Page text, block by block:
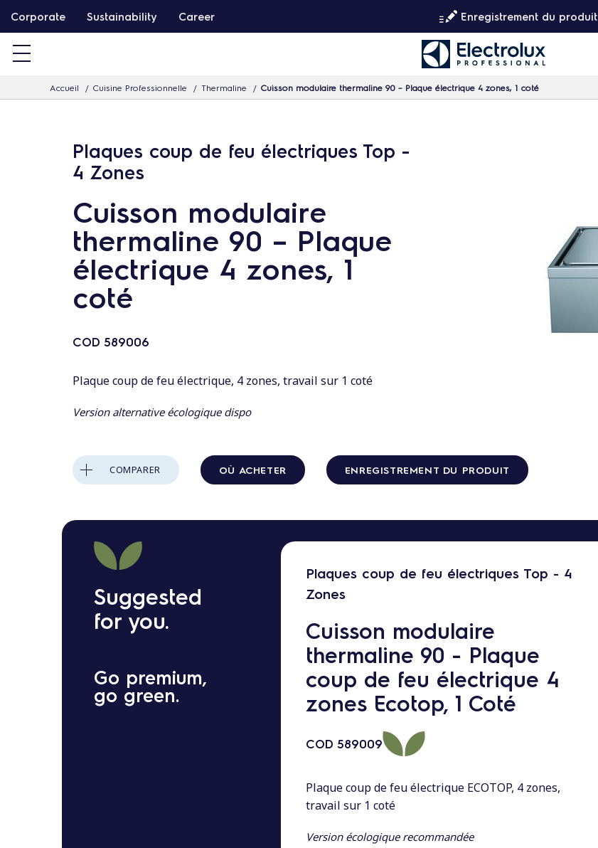
a
Corporate Sustainability Career Enregistrement du produit
Accueil Cuisine Professionnelle Thermaline Cuisson modulaire thermaline 90 – Plaque électrique 4 zones, 1 coté
Plaques coup de feu électriques Top -
4 Zones
Cuisson modulaire
thermaline 90 – Plaque
électrique 4 zones, 1
coté
COD 589006
Plaque coup de feu électrique, 4 zones, travail sur 1 coté
Version alternative écologique dispo
COMPARER OÙ ACHETER ENREGISTREMENT DU PRODUIT
Suggested
for you.
Go premium,
go green.
Plaques coup de feu électriques Top - 4
Zones
Cuisson modulaire
thermaline 90 - Plaque
coup de feu électrique 4
zones Ecotop, 1 Coté
COD 589009
Plaque coup de feu électrique ECOTOP, 4 zones,
travail sur 1 coté
Version écologique recommandée